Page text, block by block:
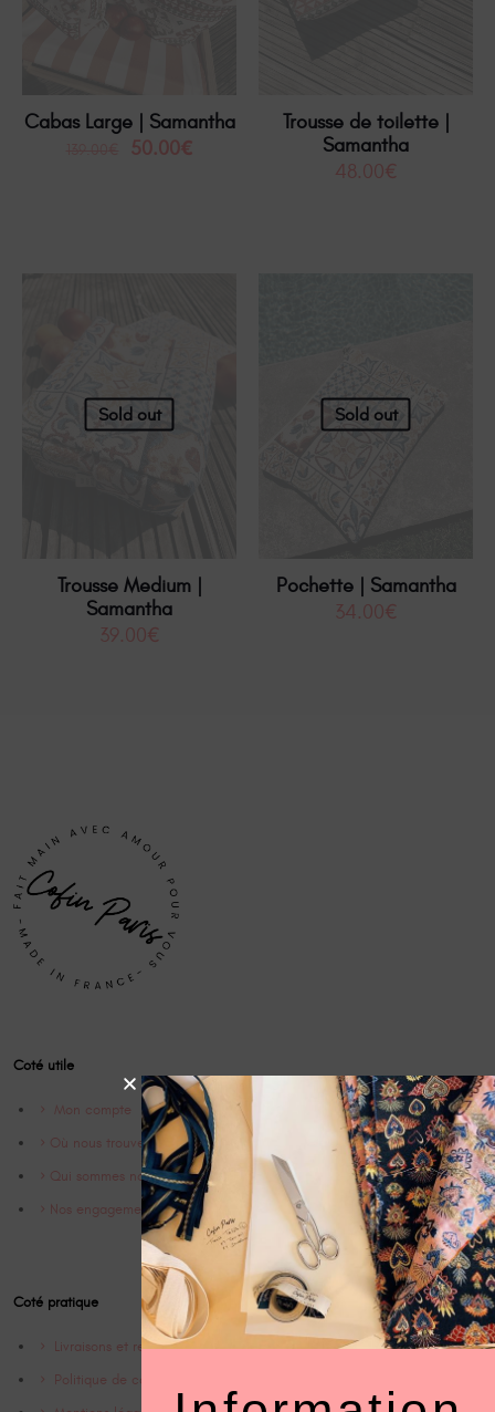
Cabas Large | Samantha
50.00€
Trousse de toilette |
Samantha
48.00€
Sold out
Trousse Medium |
Samantha
39.00€
Sold out
Pochette | Samantha
34.00€
Coté utile
Mon compte
Où nous trouver
Qui sommes nous ?
Nos engagements
Coté pratique
Livraisons et retrours
Politique de confidentialité